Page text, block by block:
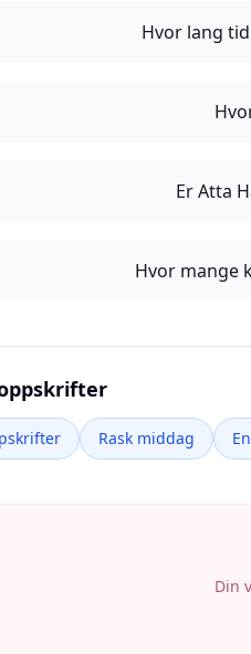
Hvor lang
Er Atta
Hvor mange
Rask middag
Din